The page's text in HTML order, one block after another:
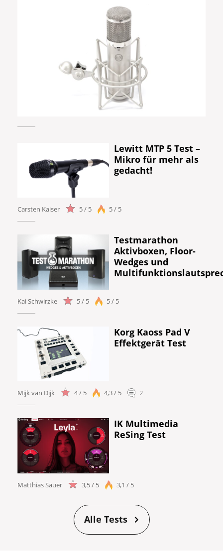
Lewitt MTP 5 Test –
Mikro für mehr als
gedacht!
Carsten Kaiser 5 / 5 5 / 5
Testmarathon
Aktivboxen, Floor-
Wedges und
Kai Schwirzke 5 / 5 5 / 5
Korg Kaoss Pad V
Effektgerät Test
Mijk van Dijk 4 / 5 4,3 / 5 2
IK Multimedia
ReSing Test
Matthias Sauer 3,5 / 5 3,1 / 5
Alle Tests